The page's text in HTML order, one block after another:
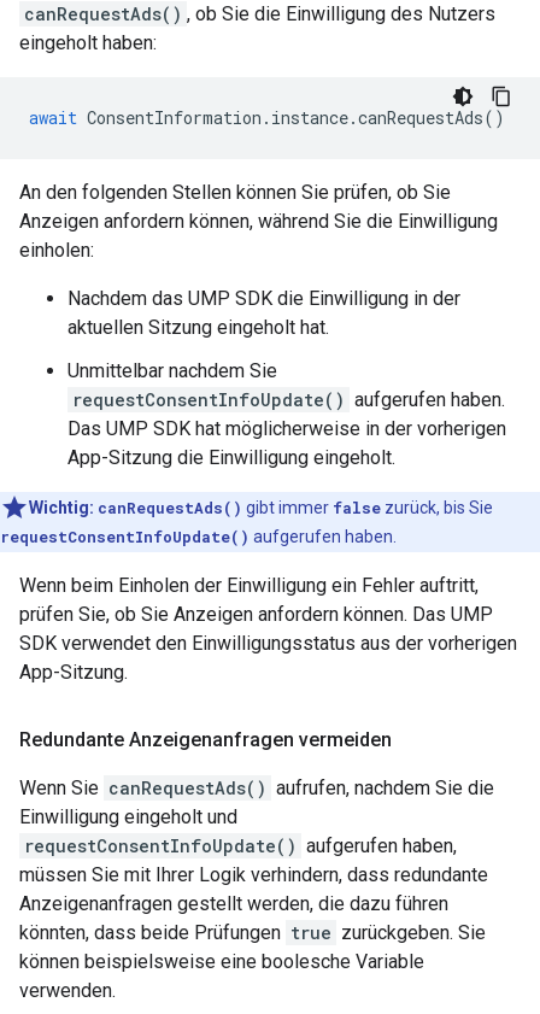
canRequestAds() , ob Sie die Einwilligung des Nutzers
eingeholt haben:
await ConsentInformation . instance.canRequestAds()
An den folgenden Stellen können Sie prüfen, ob Sie
Anzeigen anfordern können, während Sie die Einwilligung
einholen:
Nachdem das UMP SDK die Einwilligung in der
aktuellen Sitzung eingeholt hat.
Unmittelbar nachdem Sie
requestConsentInfoUpdate() aufgerufen haben.
Das UMP SDK hat möglicherweise in der vorherigen
App-Sitzung die Einwilligung eingeholt.
Wichtig: canRequestAds() gibt immer false zurück, bis Sie
requestConsentInfoUpdate() aufgerufen haben.
Wenn beim Einholen der Einwilligung ein Fehler auftritt,
prüfen Sie, ob Sie Anzeigen anfordern können. Das UMP
SDK verwendet den Einwilligungsstatus aus der vorherigen
App-Sitzung.
Redundante Anzeigenanfragen vermeiden
Wenn Sie canRequestAds() aufrufen, nachdem Sie die
Einwilligung eingeholt und
requestConsentInfoUpdate() aufgerufen haben,
müssen Sie mit Ihrer Logik verhindern, dass redundante
Anzeigenanfragen gestellt werden, die dazu führen
könnten, dass beide Prüfungen true zurückgeben. Sie
können beispielsweise eine boolesche Variable
verwenden.